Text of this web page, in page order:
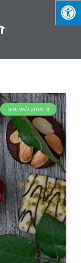
זר מתוק לאירועים